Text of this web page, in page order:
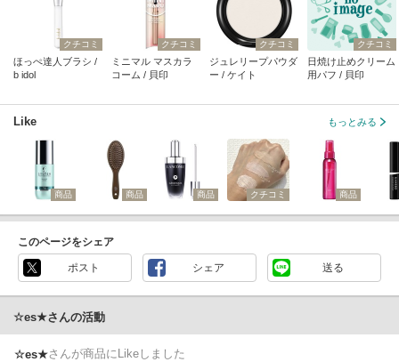
クチコミ
ほっぺ達人ブラシ /
b idol
クチコミ
ミニマル マスカラ
コーム / 貝印
クチコミ
ジュレリープパウダ
ー / ケイト
クチコミ
日焼け止めクリーム
用パフ / 貝印
Like もっとみる
商品 商品 商品 クチコミ 商品
このページをシェア
ポスト シェア 送る
☆es★さんの活動
☆es★さんが商品にLikeしました